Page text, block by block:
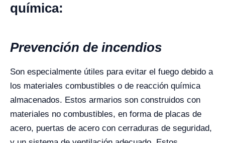
química:
Prevención de incendios
Son especialmente útiles para evitar el fuego debido a
los materiales combustibles o de reacción química
almacenados. Estos armarios son construidos con
materiales no combustibles, en forma de placas de
acero, puertas de acero con cerraduras de seguridad,